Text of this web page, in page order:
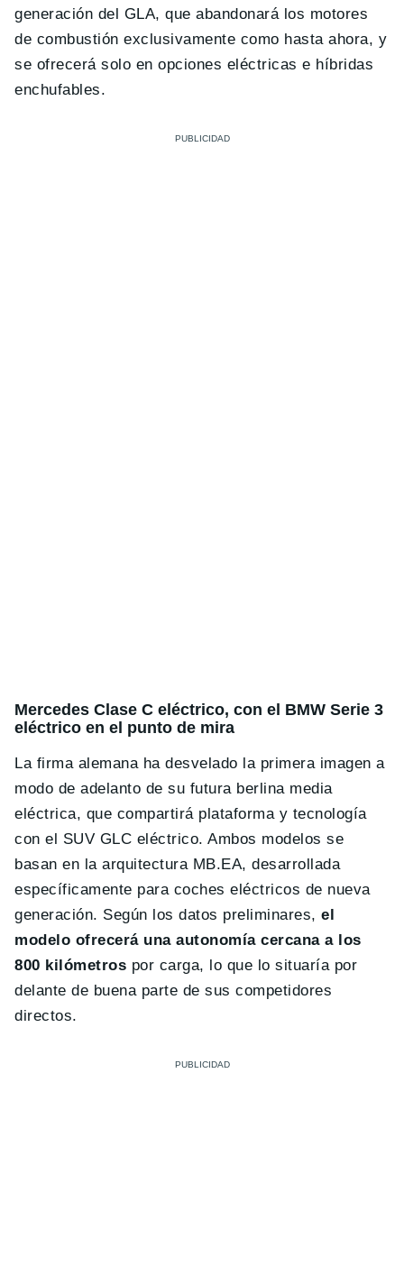
generación del GLA, que abandonará los motores
de combustión exclusivamente como hasta ahora, y
se ofrecerá solo en opciones eléctricas e híbridas
enchufables.
Mercedes Clase C eléctrico, con el BMW Serie 3
eléctrico en el punto de mira
La firma alemana ha desvelado la primera imagen a
modo de adelanto de su futura berlina media
eléctrica, que compartirá plataforma y tecnología
con el SUV GLC eléctrico. Ambos modelos se
basan en la arquitectura MB.EA, desarrollada
específicamente para coches eléctricos de nueva
generación. Según los datos preliminares,el
modelo ofrecerá una autonomía cercana a los
800 kilómetros por carga, lo que lo situaría por
delante de buena parte de sus competidores
directos.